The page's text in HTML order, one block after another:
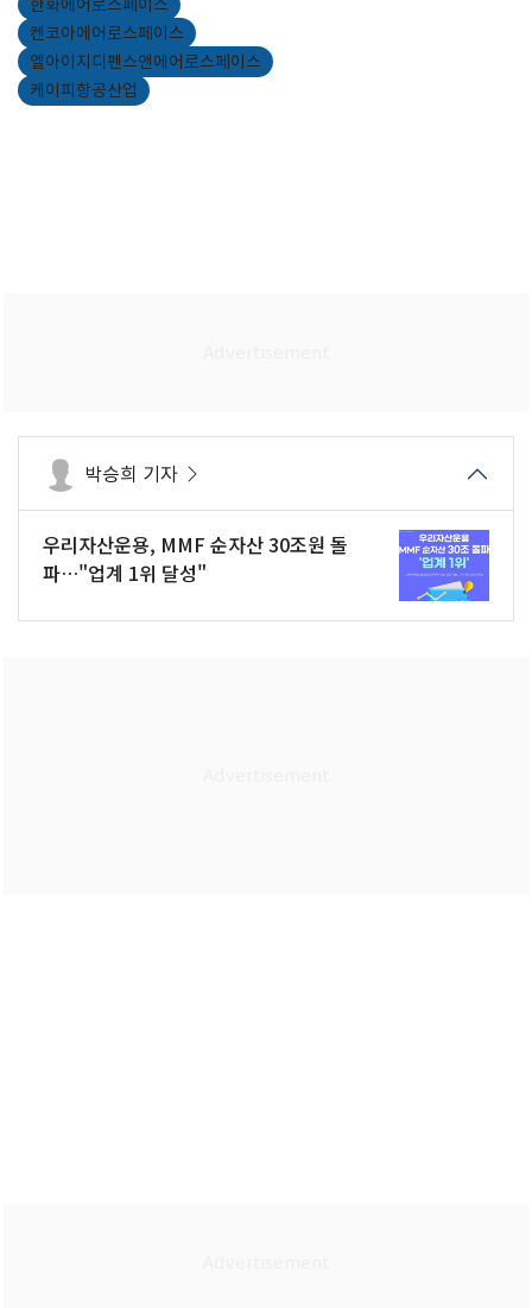
한화에어로스페이스
켄코아에어로스페이스
엘아이지디펜스앤에어로스페이스
케이피항공산업
박승희 기자
우리자산운용, MMF 순자산 30조원 돌
파…"업계 1위 달성"